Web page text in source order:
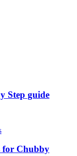
Step guide
for Chubby